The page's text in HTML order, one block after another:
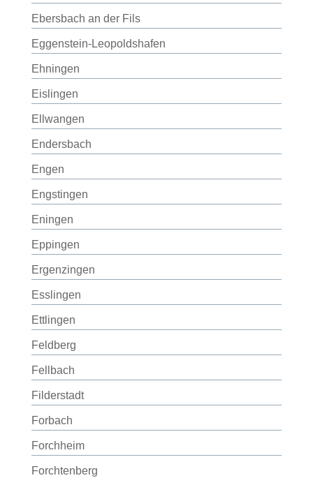
Ebersbach an der Fils
Eggenstein-Leopoldshafen
Ehningen
Eislingen
Ellwangen
Endersbach
Engen
Engstingen
Eningen
Eppingen
Ergenzingen
Esslingen
Ettlingen
Feldberg
Fellbach
Filderstadt
Forbach
Forchheim
Forchtenberg